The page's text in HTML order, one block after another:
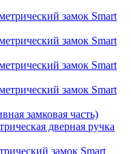
замок Smart
замок Smart
замок Smart
замок Smart
замковая часть)
дверная ручка
замок Smart